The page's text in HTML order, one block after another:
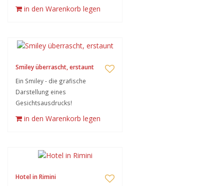
in den Warenkorb legen
Smiley überrascht, erstaunt
Ein Smiley - die grafische
Darstellung eines
Gesichtsausdrucks!
in den Warenkorb legen
Hotel in Rimini